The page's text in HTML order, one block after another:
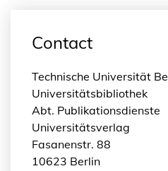
Contact
Technische Universität
Universitätsbibliothek
Abt. Publikationsdienste
Universitätsverlag
Fasanenstr. 88
10623 Berlin